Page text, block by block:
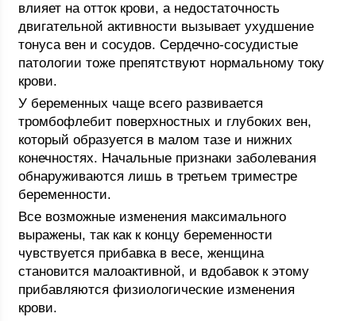
влияет на отток крови, а недостаточность
двигательной активности вызывает ухудшение
тонуса вен и сосудов. Сердечно-сосудистые
патологии тоже препятствуют нормальному току
крови.
У беременных чаще всего развивается
тромбофлебит поверхностных и глубоких вен,
который образуется в малом тазе и нижних
конечностях. Начальные признаки заболевания
обнаруживаются лишь в третьем триместре
беременности.
Все возможные изменения максимального
выражены, так как к концу беременности
чувствуется прибавка в весе, женщина
становится малоактивной, и вдобавок к этому
прибавляются физиологические изменения
крови.